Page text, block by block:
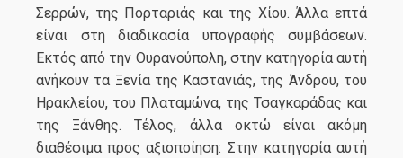
Σερρών, της Πορταριάς και της Χίου. Άλλα επτά
είναι στη διαδικασία υπογραφής συμβάσεων.
Εκτός από την Ουρανούπολη, στην κατηγορία αυτή
ανήκουν τα Ξενία της Καστανιάς, της Άνδρου, του
Ηρακλείου, του Πλαταμώνα, της Τσαγκαράδας και
της Ξάνθης. Τέλος, άλλα οκτώ είναι ακόμη
διαθέσιμα προς αξιοποίηση: Στην κατηγορία αυτή